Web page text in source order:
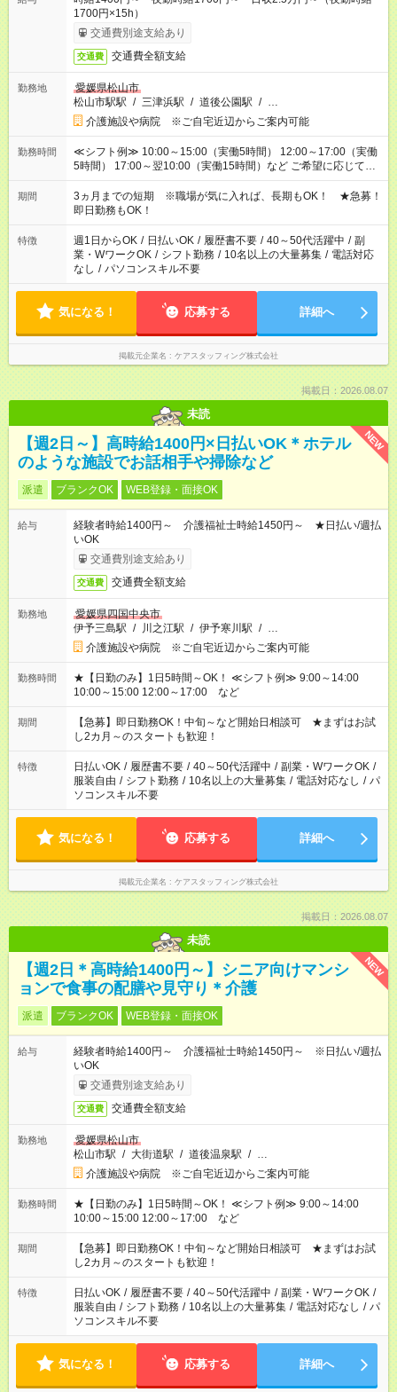
1700円×15h）
交通費別途支給あり
交通費 交通費全額支給
勤務地
愛媛県松山市
松山市駅駅 / 三津浜駅 / 道後公園駅 / …
介護施設や病院 ※ご自宅近辺からご案内可能
勤務時間
≪シフト例≫ 10:00～15:00（実働5時間） 12:00～17:00（実働
5時間） 17:00～翌10:00（実働15時間）など ご希望に応じて、
働く時間は調整できます！ お気軽に担当へ相談ください！
期間
3ヵ月までの短期 ※職場が気に入れば、長期もOK！ ★急募！
即日勤務もOK！
特徴 週1日からOK / 日払いOK / 履歴書不要 / 40～50代活躍中 / 副
業・WワークOK / シフト勤務 / 10名以上の大量募集 / 電話対応
なし / パソコンスキル不要
気になる！ 応募する 詳細へ
掲載元企業名 ケアスタッフィング株式会社
掲載日：2026.08.07
未読
NEW
【週2日～】高時給1400円×日払いOK＊ホテル
のような施設でお話相手や掃除など
派遣 ブランクOK WEB登録・面接OK
給与
経験者時給1400円～ 介護福祉士時給1450円～ ★日払い/週払
いOK
交通費別途支給あり
交通費 交通費全額支給
勤務地
愛媛県四国中央市
伊予三島駅 / 川之江駅 / 伊予寒川駅 / …
介護施設や病院 ※ご自宅近辺からご案内可能
勤務時間
★【日勤のみ】1日5時間～OK！ ≪シフト例≫ 9:00～14:00
10:00～15:00 12:00～17:00 など
期間
【急募】即日勤務OK！中旬～など開始日相談可 ★まずはお試
し2カ月～のスタートも歓迎！
特徴 日払いOK / 履歴書不要 / 40～50代活躍中 / 副業・WワークOK /
服装自由 / シフト勤務 / 10名以上の大量募集 / 電話対応なし / パ
ソコンスキル不要
気になる！ 応募する 詳細へ
掲載元企業名 ケアスタッフィング株式会社
掲載日：2026.08.07
未読
NEW
【週2日＊高時給1400円～】シニア向けマンシ
ョンで食事の配膳や見守り＊介護
派遣 ブランクOK WEB登録・面接OK
給与
経験者時給1400円～ 介護福祉士時給1450円～ ※日払い/週払
いOK
交通費別途支給あり
交通費 交通費全額支給
勤務地
愛媛県松山市
松山市駅 / 大街道駅 / 道後温泉駅 / …
介護施設や病院 ※ご自宅近辺からご案内可能
勤務時間
★【日勤のみ】1日5時間～OK！ ≪シフト例≫ 9:00～14:00
10:00～15:00 12:00～17:00 など
期間
【急募】即日勤務OK！中旬～など開始日相談可 ★まずはお試
し2カ月～のスタートも歓迎！
特徴 日払いOK / 履歴書不要 / 40～50代活躍中 / 副業・WワークOK /
服装自由 / シフト勤務 / 10名以上の大量募集 / 電話対応なし / パ
ソコンスキル不要
気になる！ 応募する 詳細へ